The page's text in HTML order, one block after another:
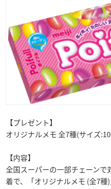
【プレゼント】
オリジナルメモ 全7種(サイズ
【内容】
全国スーパーの一部チェーン
着で、「オリジナルメモ (全7種